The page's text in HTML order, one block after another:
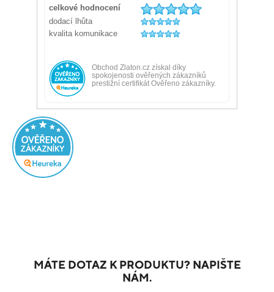
MÁTE DOTAZ K PRODUKTU? NAPIŠTE
NÁM.